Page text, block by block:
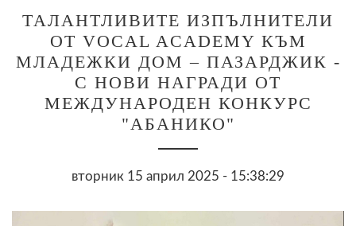
ТАЛАНТЛИВИТЕ ИЗПЪЛНИТЕЛИ
ОТ VOCAL ACADEMY КЪМ
МЛАДЕЖКИ ДОМ – ПАЗАРДЖИК -
С НОВИ НАГРАДИ ОТ
МЕЖДУНАРОДЕН КОНКУРС
"АБАНИКО"
вторник 15 април 2025 - 15:38:29